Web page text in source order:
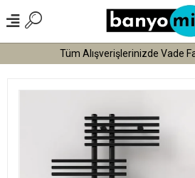
Tüm Alışverişlerinizde Vade